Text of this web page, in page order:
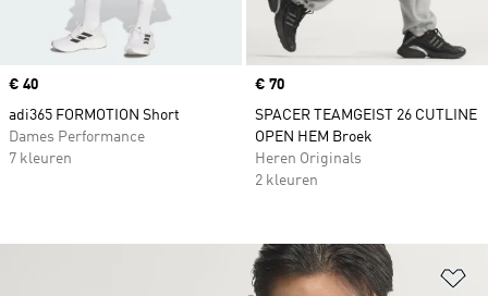
Price
€ 40
adi365 FORMOTION Short
Dames Performance
7 kleuren
Price
€ 70
SPACER TEAMGEIST 26 CUTLINE
OPEN HEM Broek
Heren Originals
2 kleuren